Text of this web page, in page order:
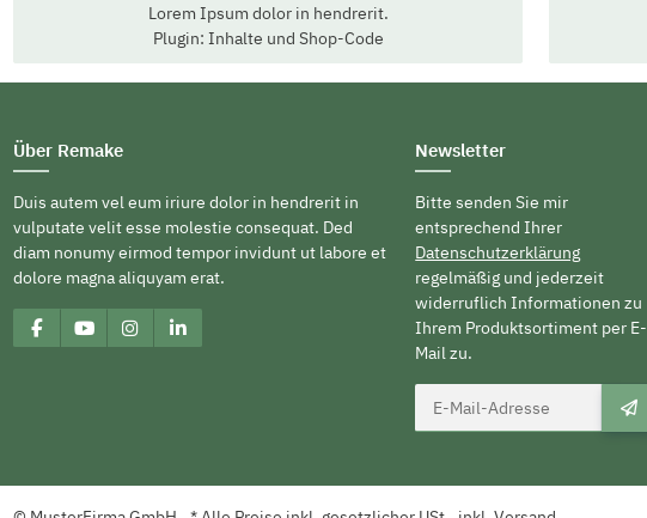
Lorem Ipsum dolor in hendrerit.
Plugin: Inhalte und Shop-Code
Über Remake
Duis autem vel eum iriure dolor in hendrerit in
vulputate velit esse molestie consequat. Ded
diam nonumy eirmod tempor invidunt ut labore et
dolore magna aliquyam erat.
Newsletter
Bitte senden Sie mir
entsprechend Ihrer
Datenschutzerklärung
regelmäßig und jederzeit
widerruflich Informationen zu
Ihrem Produktsortiment per E-
Mail zu.